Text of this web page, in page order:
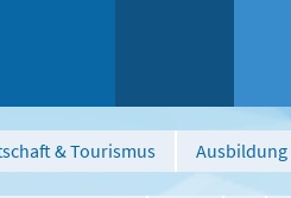
& Tourismus Ausbildung